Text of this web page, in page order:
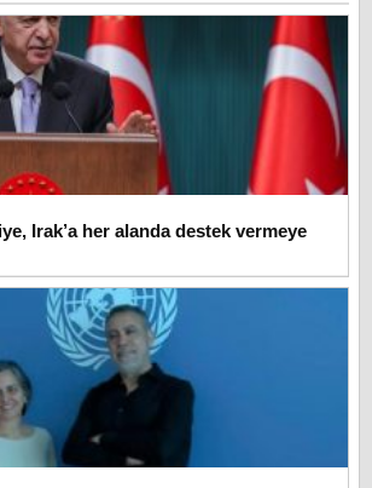
Irak’a her alanda destek vermeye